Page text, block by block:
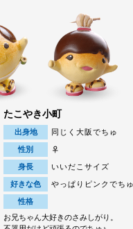
たこやき小町
出身地 同じく大阪でちゅ
性別
身長 いいだこサイズ
好きな色 やっぱりピンクでち
性格
お兄ちゃん大好きのさみしがり。